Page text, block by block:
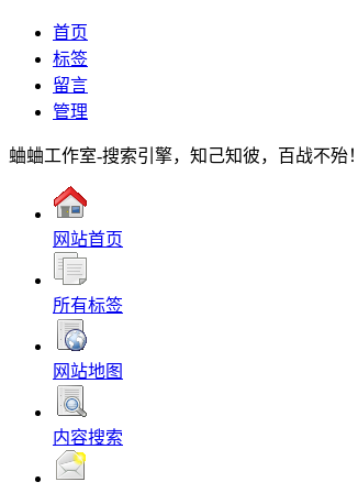
首页
标签
留言
管理
蛐蛐工作室-搜索引擎，知己知彼，百战不殆！
网站首页
所有标签
网站地图
内容搜索